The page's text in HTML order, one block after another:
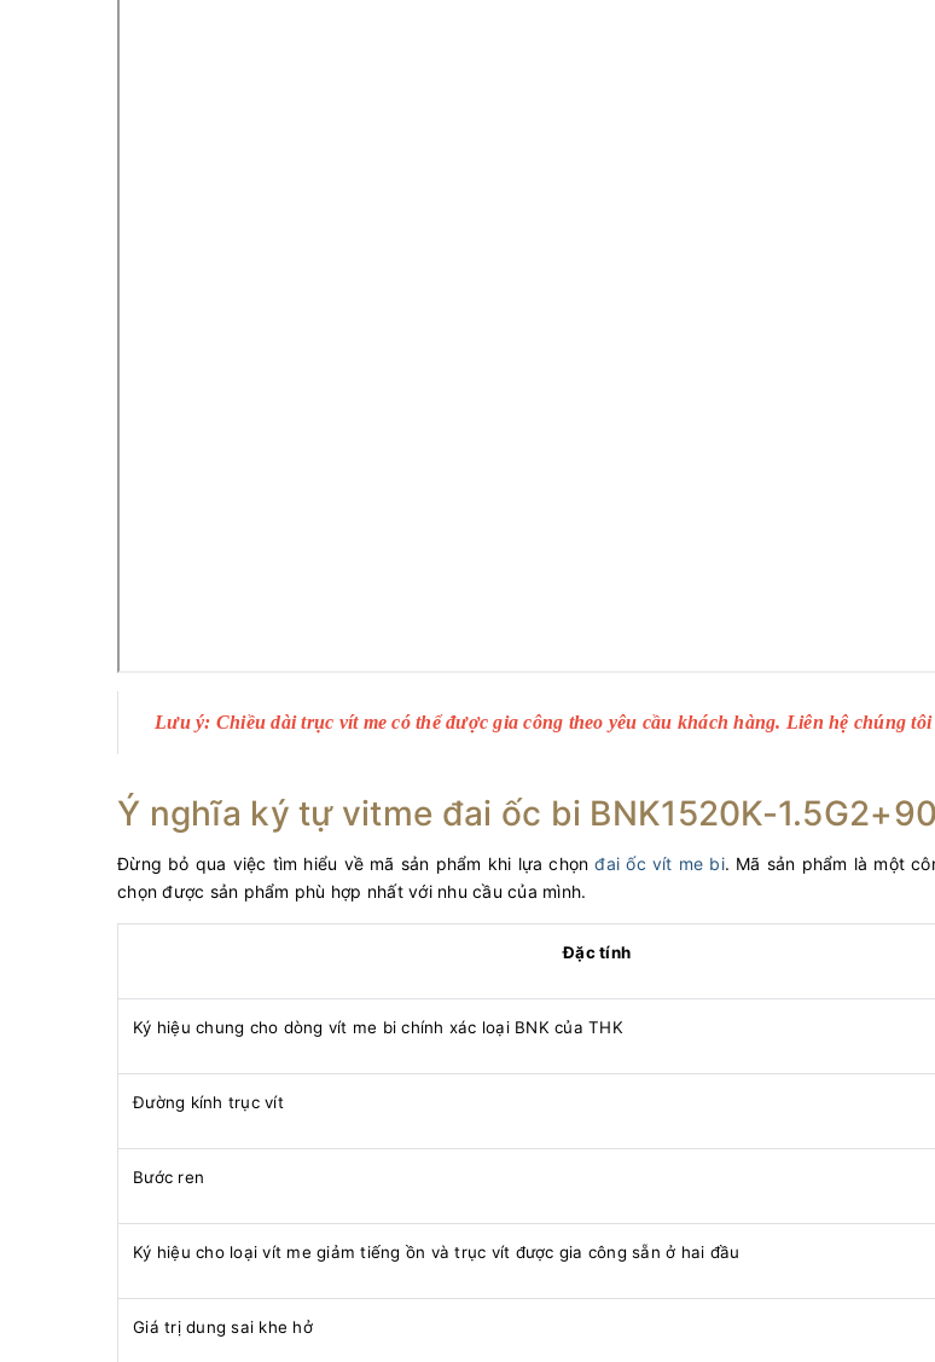
Lưu ý: Chiều dài trục vít me có thể được gia công theo yêu cầu khách hàng. Liên hệ chúng
Ý nghĩa ký tự vitme đai ốc bi BNK1520K-
Đừng bỏ qua việc tìm hiểu về mã sản phẩm khi lựa chọnđai ốc vít me bi. Mã sản phẩm là một
chọn được sản phẩm phù hợp nhất với nhu cầu của mình.
Đặc tính
Ký hiệu chung cho dòng vít me bi chính xác loại BNK của THK
Đường kính trục vít
Bước ren
Ký hiệu cho loại vít me giảm tiếng ồn và trục vít được gia công sẵn ở hai đầu
Giá trị dung sai khe hở